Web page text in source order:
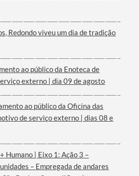
Redondo viveu um dia de tradição
ao público da Enoteca de
externo | dia 09 de agosto
ao público da Oficina das
de serviço externo | dias 08 e
Humano | Eixo 1: Ação 3 –
– Empregada de andares